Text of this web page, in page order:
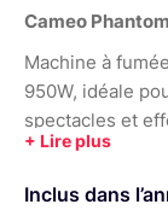
Cameo
Machine à
950W, idéale
spectacles et
dense et
Inclus dans